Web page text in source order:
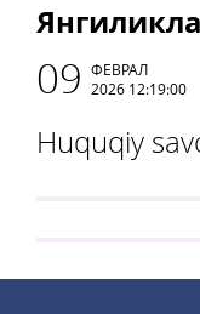
09 ФЕВРАЛ
2026 12:19:00
Huquqiy